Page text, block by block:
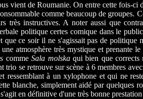
vient de Roumanie. On entre cette fois-ci
comme beaucoup de groupes.
très instructives. A noter aussi que
politique certes comique dans le
que ce soir il ne s'agissait pas de
atmosphère très mystique et
commeSala molskaqui bien que corrects
trio se retrouve sur scène à 6 membres
ressemblant à un xylophone et qui ne
blanche, simplement aidé par quelques
en définitive d'une très bonne